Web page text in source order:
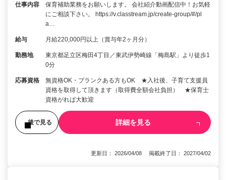
仕事内容
保育補助業務をお願いします。 会社紹介動画配信中！お気軽
にご相談下さい。 https://v.classtream.jp/create-group/#/pl
a…
給与 月給220,000円以上（賞与年2ヶ月分）
勤務地
東京都足立区梅田4丁目／東武伊勢崎線「梅島駅」より徒歩1
0分
応募資格
無資格OK・ブランクある方もOK ★入社後、子育て支援員
資格を取得して頂きます（取得費全額会社負担） ★保育士
資格がれば大歓迎
後で見る 詳細を見る
更新日： 2026/04/08 掲載終了日： 2027/04/02